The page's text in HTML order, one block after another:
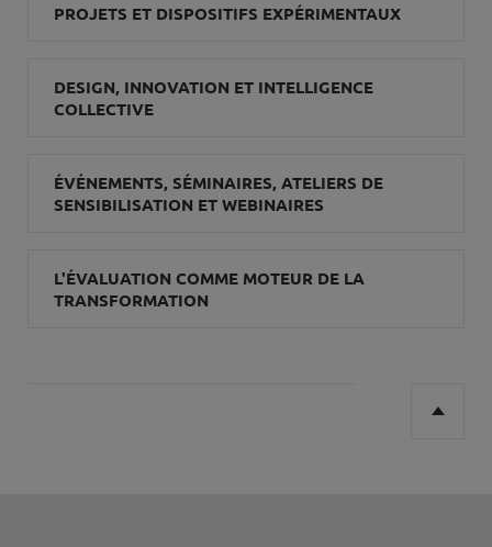
PROJETS ET DISPOSITIFS EXPÉRIMENTAUX
DESIGN, INNOVATION ET INTELLIGENCE
COLLECTIVE
ÉVÉNEMENTS, SÉMINAIRES, ATELIERS DE
SENSIBILISATION ET WEBINAIRES
L'ÉVALUATION COMME MOTEUR DE LA
TRANSFORMATION